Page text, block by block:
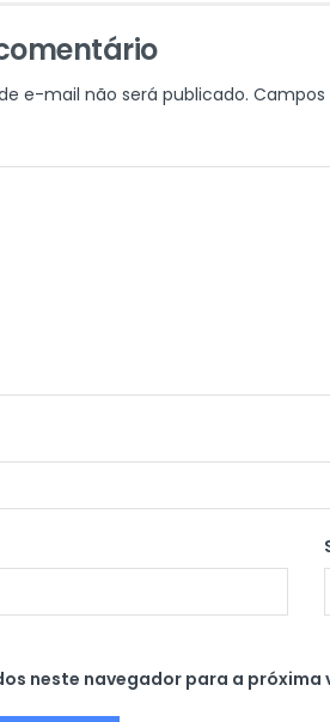
e-mail não será publicado.
neste navegador para a próxima